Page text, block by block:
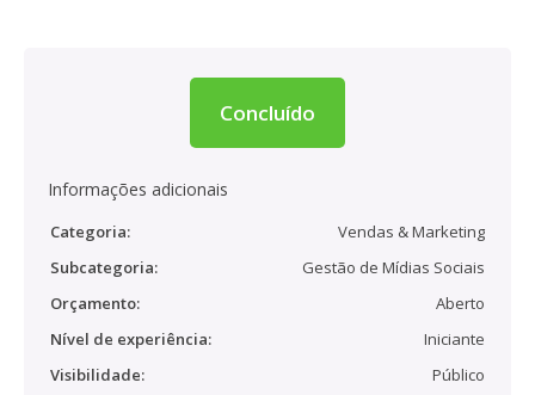
Concluído
Informações adicionais
Categoria:
Vendas & Marketing
Subcategoria:
Gestão de Mídias Sociais
Orçamento:
Aberto
Nível de experiência:
Iniciante
Visibilidade:
Público